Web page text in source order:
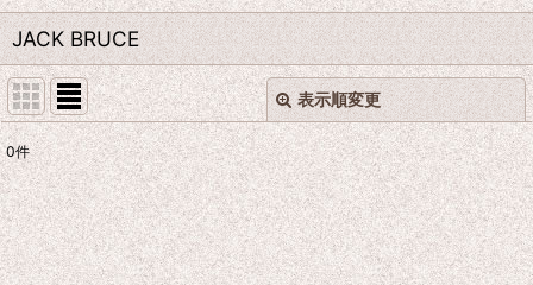
JACK BRUCE
表示順変更
表示数:
並び順:
閉じる
0件